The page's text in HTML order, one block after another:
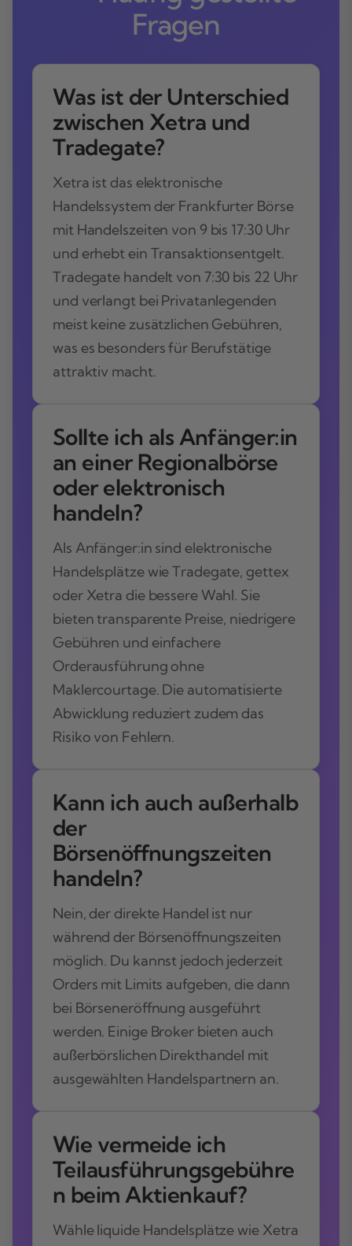
Fragen
Was ist der Unterschied
zwischen Xetra und
Tradegate?
Xetra ist das elektronische
Handelssystem der Frankfurter Börse
mit Handelszeiten von 9 bis 17:30 Uhr
und erhebt ein Transaktionsentgelt.
Tradegate handelt von 7:30 bis 22 Uhr
und verlangt bei Privatanlegenden
meist keine zusätzlichen Gebühren,
was es besonders für Berufstätige
attraktiv macht.
Sollte ich als Anfänger:in
an einer Regionalbörse
oder elektronisch
handeln?
Als Anfänger:in sind elektronische
Handelsplätze wie Tradegate, gettex
oder Xetra die bessere Wahl. Sie
bieten transparente Preise, niedrigere
Gebühren und einfachere
Orderausführung ohne
Maklercourtage. Die automatisierte
Abwicklung reduziert zudem das
Risiko von Fehlern.
Kann ich auch außerhalb
der
Börsenöffnungszeiten
handeln?
Nein, der direkte Handel ist nur
während der Börsenöffnungszeiten
möglich. Du kannst jedoch jederzeit
Orders mit Limits aufgeben, die dann
bei Börseneröffnung ausgeführt
werden. Einige Broker bieten auch
außerbörslichen Direkthandel mit
ausgewählten Handelspartnern an.
Wie vermeide ich
Teilausführungsgebühre
n beim Aktienkauf?
Wähle liquide Handelsplätze wie Xetra